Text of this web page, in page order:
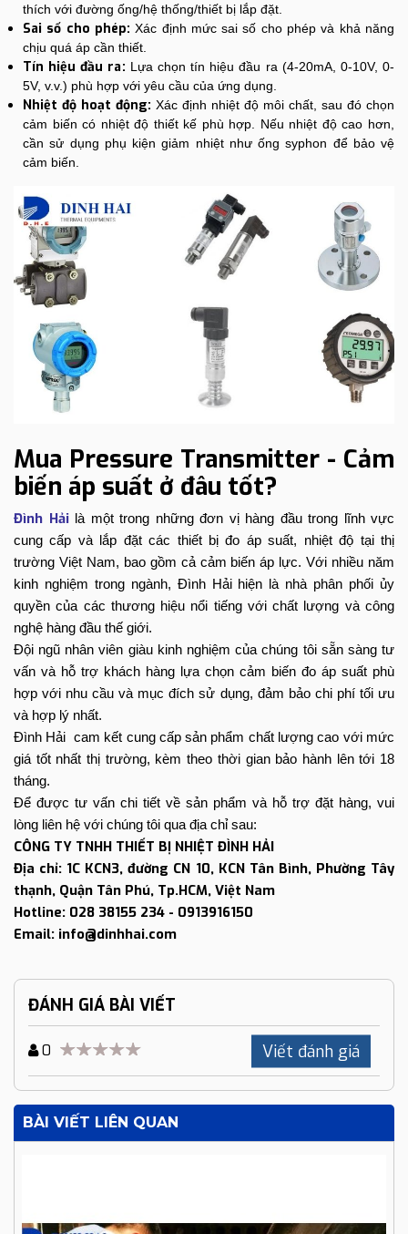
thích với đường ống/hệ thống/thiết bị lắp đặt.
Sai số cho phép:Xác định mức sai số cho phép và khả năng
chịu quá áp cần thiết.
Tín hiệu đầu ra: Lựa chọn tín hiệu đầu ra (4-20mA, 0-10V, 0-
5V, v.v.) phù hợp với yêu cầu của ứng dụng.
Nhiệt độ hoạt động: Xác định nhiệt độ môi chất, sau đó chọn
cảm biến có nhiệt độ thiết kế phù hợp. Nếu nhiệt độ cao hơn,
cần sử dụng phụ kiện giảm nhiệt như ống syphon để bảo vệ
cảm biến.
Mua Pressure Transmitter - Cảm
biến áp suất ở đâu tốt?
Đình Hảilà một trong những đơn vị hàng đầu trong lĩnh vực
cung cấp và lắp đặt các thiết bị đo áp suất, nhiệt độ tại thị
trường Việt Nam, bao gồm cả cảm biến áp lực. Với nhiều năm
kinh nghiệm trong ngành, Đình Hải hiện là nhà phân phối ủy
quyền của các thương hiệu nổi tiếng với chất lượng và công
nghệ hàng đầu thế giới.
Đội ngũ nhân viên giàu kinh nghiệm của chúng tôi sẵn sàng tư
vấn và hỗ trợ khách hàng lựa chọn cảm biến đo áp suất phù
hợp với nhu cầu và mục đích sử dụng, đảm bảo chi phí tối ưu
và hợp lý nhất.
Đình Hải cam kết cung cấp sản phẩm chất lượng cao với mức
giá tốt nhất thị trường, kèm theo thời gian bảo hành lên tới 18
tháng.
Để được tư vấn chi tiết về sản phẩm và hỗ trợ đặt hàng, vui
lòng liên hệ với chúng tôi qua địa chỉ sau:
CÔNG TY TNHH THIẾT BỊ NHIỆT ĐÌNH HẢI
Địa chỉ: 1C KCN3, đường CN 10, KCN Tân Bình, Phường Tây
thạnh, Quận Tân Phú, Tp.HCM, Việt Nam
Hotline: 028 38155 234 - 0913916150
Email: info@dinhhai.com
ĐÁNH GIÁ BÀI VIẾT
0 Viết đánh giá
BÀI VIẾT LIÊN QUAN